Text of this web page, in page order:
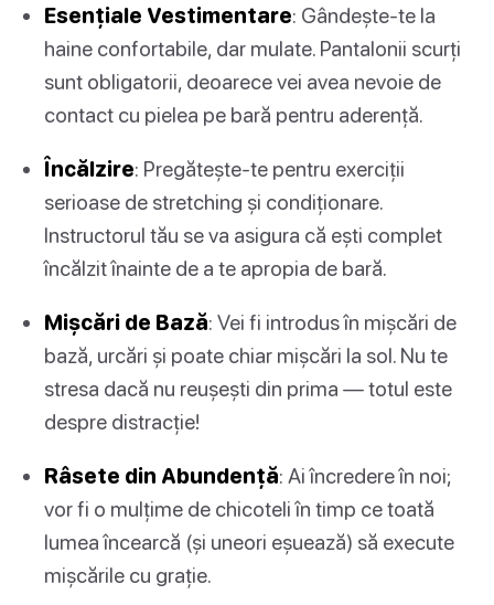
Esențiale Vestimentare: Gândește-te la
haine confortabile, dar mulate. Pantalonii scurți
sunt obligatorii, deoarece vei avea nevoie de
contact cu pielea pe bară pentru aderență.
Încălzire: Pregătește-te pentru exerciții
serioase de stretching și condiționare.
Instructorul tău se va asigura că ești complet
încălzit înainte de a te apropia de bară.
Mișcări de Bază: Vei fi introdus în mișcări de
bază, urcări și poate chiar mișcări la sol. Nu te
stresa dacă nu reușești din prima — totul este
despre distracție!
Râsete din Abundență: Ai încredere în noi;
vor fi o mulțime de chicoteli în timp ce toată
lumea încearcă (și uneori eșuează) să execute
mișcările cu grație.